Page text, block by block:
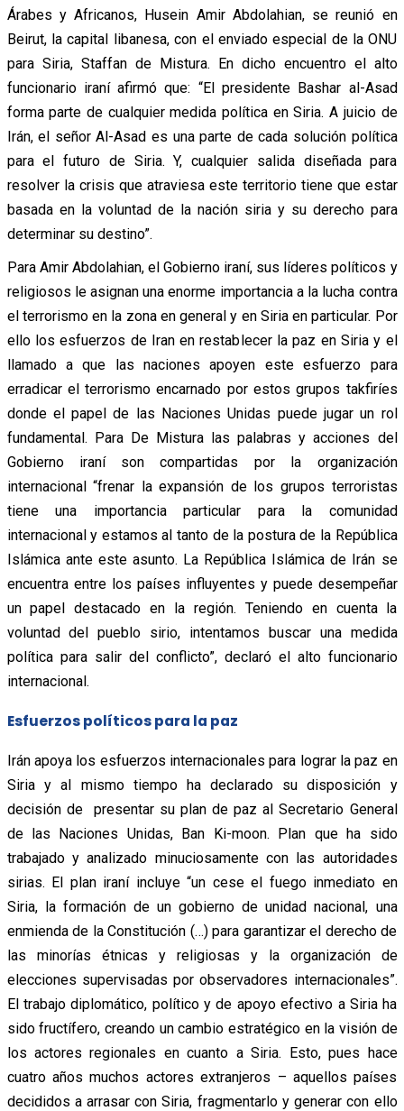
Árabes y Africanos, Husein Amir Abdolahian, se reunió en
Beirut, la capital libanesa, con el enviado especial de la ONU
para Siria, Staffan de Mistura. En dicho encuentro el alto
funcionario iraní afirmó que: “El presidente Bashar al-Asad
forma parte de cualquier medida política en Siria. A juicio de
Irán, el señor Al-Asad es una parte de cada solución política
para el futuro de Siria. Y, cualquier salida diseñada para
resolver la crisis que atraviesa este territorio tiene que estar
basada en la voluntad de la nación siria y su derecho para
determinar su destino”.
Para Amir Abdolahian, el Gobierno iraní, sus líderes políticos y
religiosos le asignan una enorme importancia a la lucha contra
el terrorismo en la zona en general y en Siria en particular. Por
ello los esfuerzos de Iran en restablecer la paz en Siria y el
llamado a que las naciones apoyen este esfuerzo para
erradicar el terrorismo encarnado por estos grupos takfiríes
donde el papel de las Naciones Unidas puede jugar un rol
fundamental. Para De Mistura las palabras y acciones del
Gobierno iraní son compartidas por la organización
internacional “frenar la expansión de los grupos terroristas
tiene una importancia particular para la comunidad
internacional y estamos al tanto de la postura de la República
Islámica ante este asunto. La República Islámica de Irán se
encuentra entre los países influyentes y puede desempeñar
un papel destacado en la región. Teniendo en cuenta la
voluntad del pueblo sirio, intentamos buscar una medida
política para salir del conflicto”, declaró el alto funcionario
internacional.
Esfuerzos políticos para la paz
Irán apoya los esfuerzos internacionales para lograr la paz en
Siria y al mismo tiempo ha declarado su disposición y
decisión de presentar su plan de paz al Secretario General
de las Naciones Unidas, Ban Ki-moon. Plan que ha sido
trabajado y analizado minuciosamente con las autoridades
sirias. El plan iraní incluye “un cese el fuego inmediato en
Siria, la formación de un gobierno de unidad nacional, una
enmienda de la Constitución (…) para garantizar el derecho de
las minorías étnicas y religiosas y la organización de
elecciones supervisadas por observadores internacionales”.
El trabajo diplomático, político y de apoyo efectivo a Siria ha
sido fructífero, creando un cambio estratégico en la visión de
los actores regionales en cuanto a Siria. Esto, pues hace
cuatro años muchos actores extranjeros – aquellos países
decididos a arrasar con Siria, fragmentarlo y generar con ello